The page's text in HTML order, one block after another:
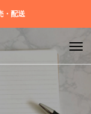
・配送